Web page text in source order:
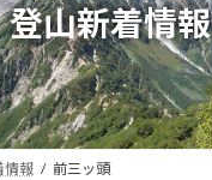
登山新着情報
情報 前三ッ頭